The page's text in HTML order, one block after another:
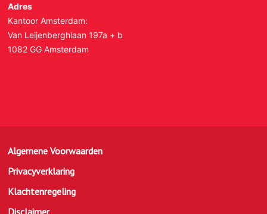
Adres
Kantoor Amsterdam:
Van Leijenberghlaan 197a + b
1082 GG Amsterdam
Algemene Voorwaarden
Privacyverklaring
Klachtenregeling
Disclaimer